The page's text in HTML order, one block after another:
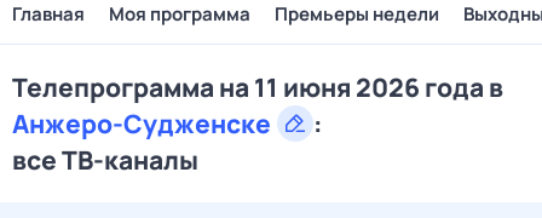
Главная Моя программа Премьеры недели
Телепрограмма на 11 июня 2026 года в
Анжеро-Судженске
:
все ТВ-каналы